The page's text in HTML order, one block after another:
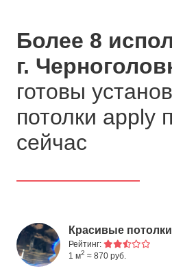
Более 8
г.
готовы
потолки apply
сейчас
Красивые потолки
Рейтинг:
1 м2 ≈ 870 руб.